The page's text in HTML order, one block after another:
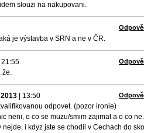
slouzi na nakupovani.
je výstavba v SRN a ne v ČR.
21:55
že.
13:50
odpovet. (pozor ironie)
neni, o co se muzu/smim zajimat a o co ne.
nejde, i kdyz jste se chodil v Cechach do